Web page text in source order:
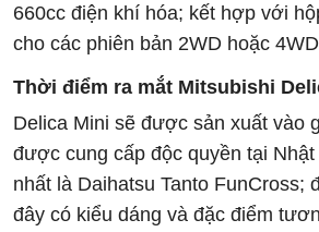
660cc điện khí hóa; kết hợp với
cho các phiên bản 2WD hoặc
Thời điểm ra mắt Mitsubishi
Delica Mini sẽ được sản xuất vào
được cung cấp độc quyền tại
nhất là Daihatsu Tanto FunCross;
đây có kiểu dáng và đặc điểm